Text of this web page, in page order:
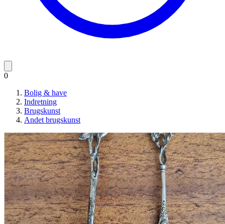
0
Bolig & have
Indretning
Brugskunst
Andet brugskunst